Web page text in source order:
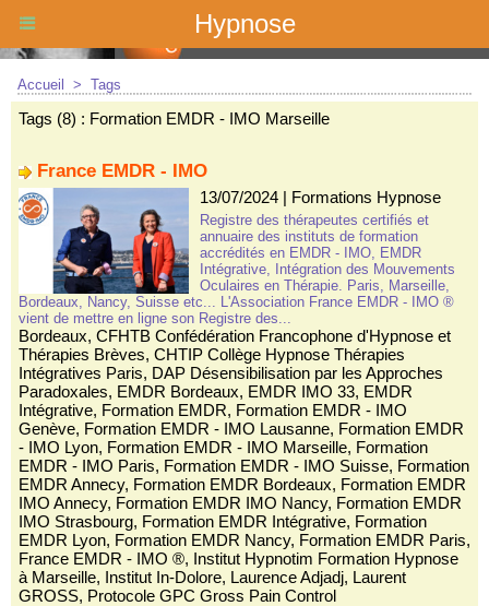
Hypnose
Accueil > Tags
Tags (8) : Formation EMDR - IMO Marseille
France EMDR - IMO
13/07/2024| Formations Hypnose
Registre des thérapeutes certifiés et
annuaire des instituts de formation
accrédités en EMDR - IMO, EMDR
Intégrative, Intégration des Mouvements
Oculaires en Thérapie. Paris, Marseille,
Bordeaux, Nancy, Suisse etc... L'Association France EMDR - IMO ®
vient de mettre en ligne son Registre des...
Bordeaux, CFHTB Confédération Francophone d'Hypnose et
Thérapies Brèves, CHTIP Collège Hypnose Thérapies
Intégratives Paris, DAP Désensibilisation par les Approches
Paradoxales, EMDR Bordeaux, EMDR IMO 33, EMDR
Intégrative, Formation EMDR, Formation EMDR - IMO
Genève, Formation EMDR - IMO Lausanne, Formation EMDR
- IMO Lyon, Formation EMDR - IMO Marseille, Formation
EMDR - IMO Paris, Formation EMDR - IMO Suisse, Formation
EMDR Annecy, Formation EMDR Bordeaux, Formation EMDR
IMO Annecy, Formation EMDR IMO Nancy, Formation EMDR
IMO Strasbourg, Formation EMDR Intégrative, Formation
EMDR Lyon, Formation EMDR Nancy, Formation EMDR Paris,
France EMDR - IMO ®, Institut Hypnotim Formation Hypnose
à Marseille, Institut In-Dolore, Laurence Adjadj, Laurent
GROSS, Protocole GPC Gross Pain Control